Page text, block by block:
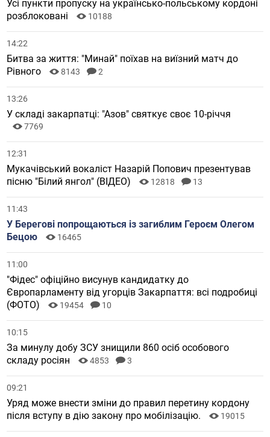
Усі пункти пропуску на українсько-польському кордоні
розблоковані
10188
14:22
Битва за життя: "Минай" поїхав на виїзний матч до
Рівного
8143 2
13:26
У складі закарпатці: "Азов" святкує своє 10-річчя
7769
12:31
Мукачівський вокаліст Назарій Попович презентував
пісню "Білий янгол" (ВІДЕО)
12818 13
11:43
У Берегові попрощаються із загиблим Героєм Олегом
Бецою
16465
11:00
"Фідес" офіційно висунув кандидатку до
Європарламенту від угорців Закарпаття: всі подробиці
(ФОТО)
19454 10
10:15
За минулу добу ЗСУ знищили 860 осіб особового
складу росіян
4853 3
09:21
Уряд може внести зміни до правил перетину кордону
після вступу в дію закону про мобілізацію.
19015